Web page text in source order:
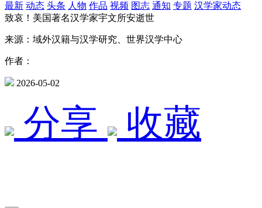
最新 动态 头条 人物 作品 视频 图志 通知 专题 汉学家动态
致哀！美国著名汉学家宇文所安逝世
来源：域外汉籍与汉学研究、世界汉学中心
作者：
2026-05-02
分享 收藏